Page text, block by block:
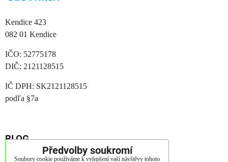
Kendice 423
082 01 Kendice
IČO: 52775178
DIČ: 2121128515
IČ DPH: SK2121128515
podľa §7a
BLOG
Jak vybrát matraci?
Předvolby soukromí
Soubory cookie používáme k vylepšení vaší návštěvy tohoto